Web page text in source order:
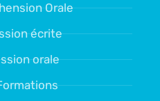
Orale
écrite
orale